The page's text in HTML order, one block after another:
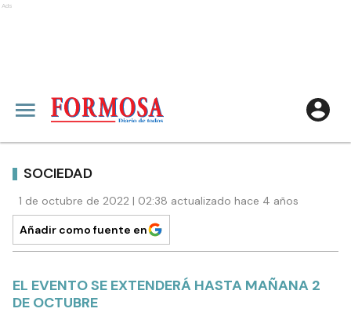
Ads
SOCIEDAD
1 de octubre de 2022 | 02:38 actualizado hace 4 años
Añadir como fuente en
EL EVENTO SE EXTENDERÁ HASTA MAÑANA 2
DE OCTUBRE